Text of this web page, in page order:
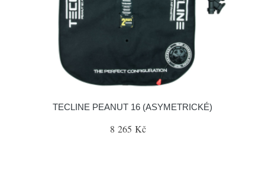
TECLINE PEANUT 16 (ASYMETRICKÉ)
8 265 Kč